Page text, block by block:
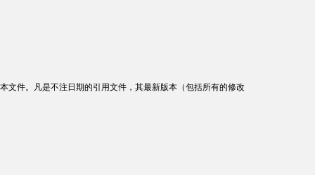
文件。凡是不注日期的引用文件，其最新版本（包括所有的修改